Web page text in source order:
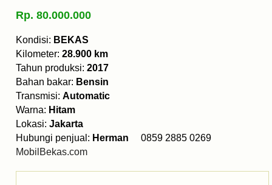
Rp. 80.000.000
Kondisi: BEKAS
Kilometer: 28.900 km
Tahun produksi: 2017
Bahan bakar: Bensin
Transmisi: Automatic
Warna: Hitam
Lokasi: Jakarta
Hubungi penjual: Herman 0859 2885 0269
MobilBekas.com